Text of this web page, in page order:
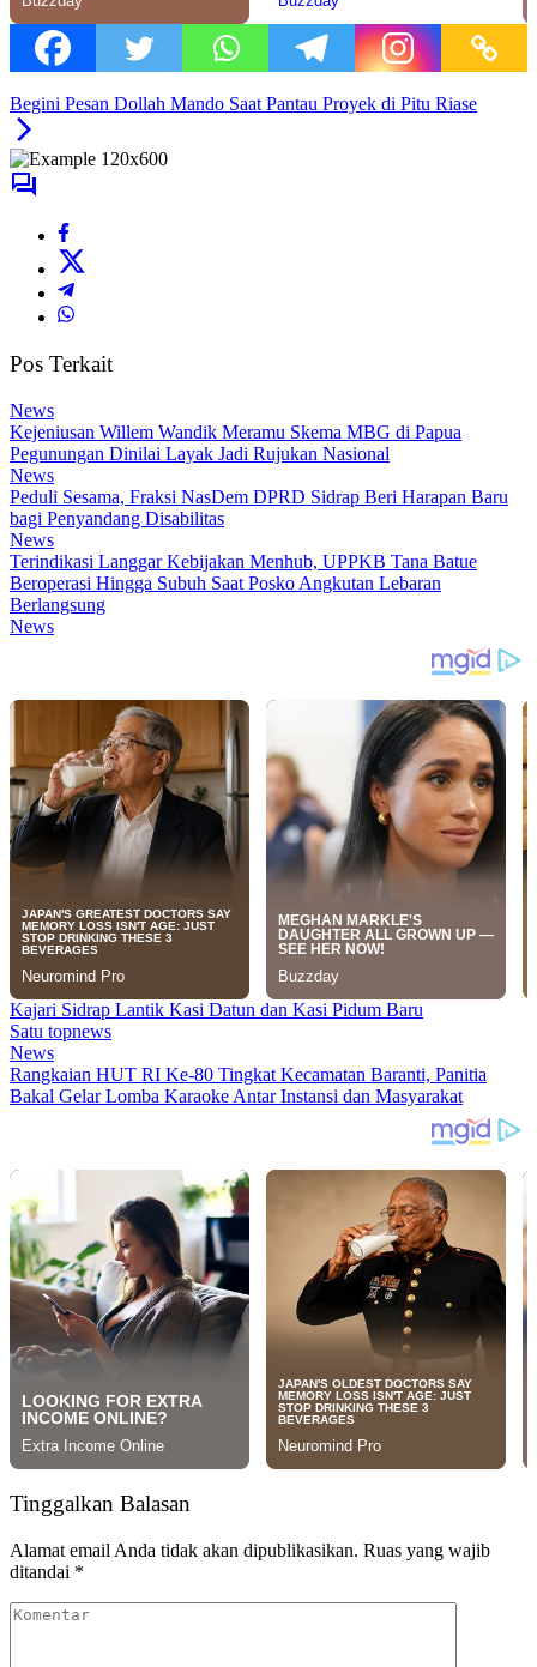
Begini Pesan Dollah Mando Saat Pantau Proyek di Pitu Riase
Pos Terkait
News
Kejeniusan Willem Wandik Meramu Skema MBG di Papua
Pegunungan Dinilai Layak Jadi Rujukan Nasional
News
Peduli Sesama, Fraksi NasDem DPRD Sidrap Beri Harapan Baru
bagi Penyandang Disabilitas
News
Terindikasi Langgar Kebijakan Menhub, UPPKB Tana Batue
Beroperasi Hingga Subuh Saat Posko Angkutan Lebaran
Berlangsung
News
Kajari Sidrap Lantik Kasi Datun dan Kasi Pidum Baru
Satu topnews
News
Rangkaian HUT RI Ke-80 Tingkat Kecamatan Baranti, Panitia
Bakal Gelar Lomba Karaoke Antar Instansi dan Masyarakat
Tinggalkan Balasan
Alamat email Anda tidak akan dipublikasikan. Ruas yang wajib
ditandai *